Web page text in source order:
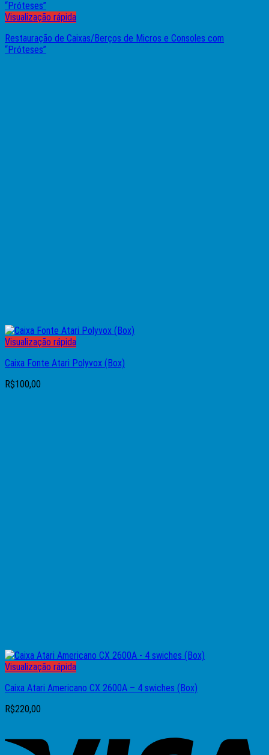
Visualização rápida
Restauração de Caixas/Berços de Micros e Consoles com
“Próteses”
Visualização rápida
Caixa Fonte Atari Polyvox (Box)
R$100,00
Visualização rápida
Caixa Atari Americano CX 2600A – 4 swiches (Box)
R$220,00